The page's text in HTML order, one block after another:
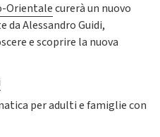
Orientalecurerà un nuovo
da Alessandro Guidi,
e scoprire la nuova
per adulti e famiglie con